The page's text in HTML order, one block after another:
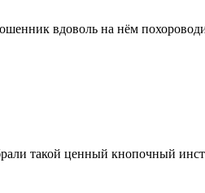
вдоволь на нём
такой ценный кнопочный